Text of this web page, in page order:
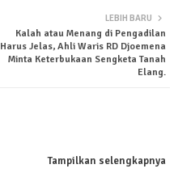
tsa
LEBIH BARU
Kalah atau Menang di Pengadilan
Harus Jelas, Ahli Waris RD Djoemena
Minta Keterbukaan Sengketa Tanah
Elang.
Tampilkan selengkapnya